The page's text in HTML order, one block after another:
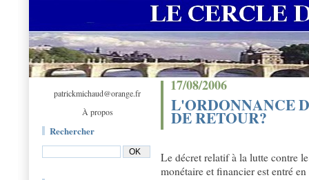
patrickmichaud@orange.fr
À propos
Rechercher
17/08/2006
L'ORDONNANCE
DE RETOUR?
Le décret relatif à la lutte contre
monétaire et financier est entré